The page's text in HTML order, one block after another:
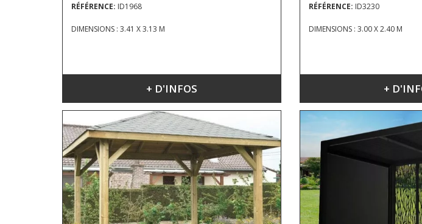
RÉFÉRENCE: ID1968
DIMENSIONS : 3.41 X 3.13 M
+ D'INFOS
RÉFÉRENCE: ID3230
DIMENSIONS : 3.00 X 2.40 M
+